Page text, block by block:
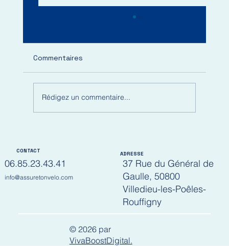
Commentaires
Rédigez un commentaire...
© 2026 par
VivaBoostDigital.
ADRESSE
37 Rue du Général de
Gaulle, 50800
Villedieu-les-Poêles-
Rouffigny
CONTACT
06.85.23.43.41
info@assuretonvelo.com